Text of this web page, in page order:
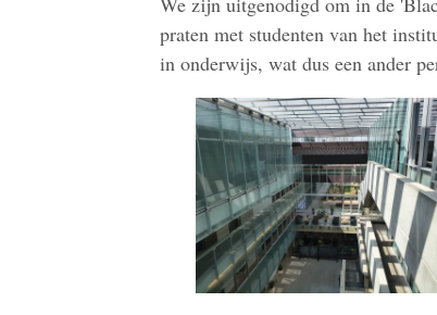
praten met studenten van het
in onderwijs, wat dus een ander